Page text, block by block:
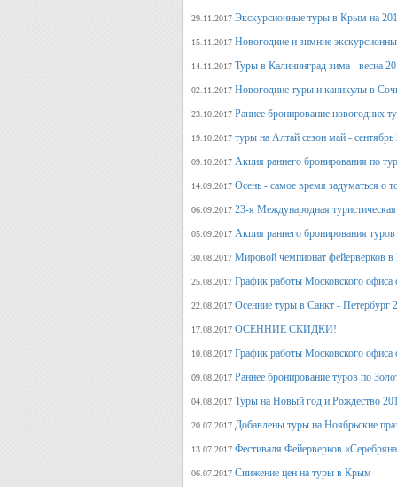
29.11.2017 Экскурсионные туры в Крым на
15.11.2017 Новогодние и зимние
14.11.2017 Туры в Калининград зима - весна
02.11.2017 Новогодние туры и каникулы в
23.10.2017 Раннее бронирование новогодних
19.10.2017 туры на Алтай сезон май - сентябрь
09.10.2017 Акция раннего бронирования по
14.09.2017 Осень - самое время задуматься о
06.09.2017 23-я Международная
05.09.2017 Акция раннего бронирования
30.08.2017 Мировой чемпионат фейерверков в
25.08.2017 График работы Московского офиса
22.08.2017 Осенние туры в Санкт - Петербург
17.08.2017 ОСЕННИЕ СКИДКИ!
10.08.2017 График работы Московского офиса
09.08.2017 Раннее бронирование туров по
04.08.2017 Туры на Новый год и Рождество
20.07.2017 Добавлены туры на Ноябрьские
13.07.2017 Фестиваля Фейерверков
06.07.2017 Снижение цен на туры в Крым